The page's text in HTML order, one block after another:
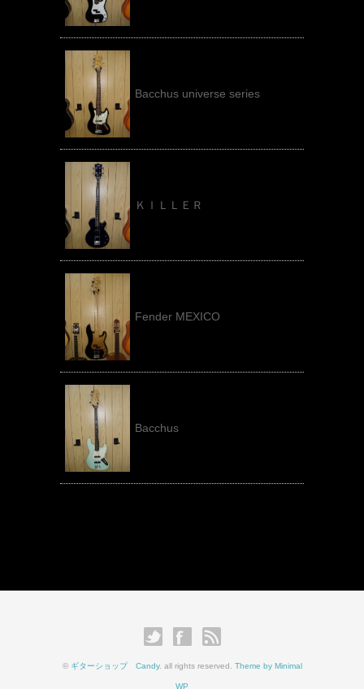
Bacchus universe series
ＫＩＬＬＥＲ
Fender MEXICO
Bacchus
© ギターショップ Candy. all rights reserved. Theme by Minimal
WP